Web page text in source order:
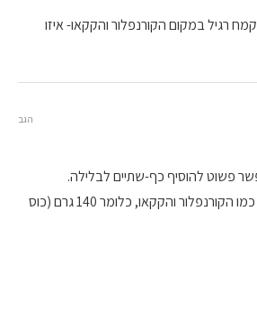
רגיל במקום הקורנפלור והקקאו- איזו
פשוט להוסיף כף-שתיים לבלילה.
קמח רגיל – אותה הכמות כמו הקורנפלור והקקאו, כלומר 140 גרם (כוס
הגב